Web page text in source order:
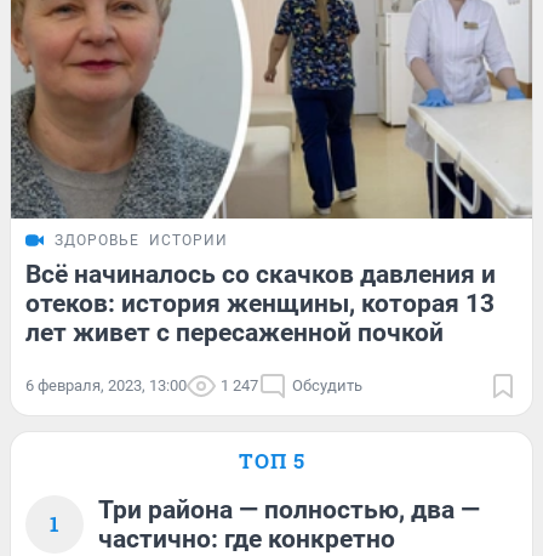
ЗДОРОВЬЕ ИСТОРИИ
Всё начиналось со скачков давления и
отеков: история женщины, которая 13
лет живет с пересаженной почкой
6 февраля, 2023, 13:00 1 247 Обсудить
ТОП 5
1
Три района — полностью, два —
частично: где конкретно